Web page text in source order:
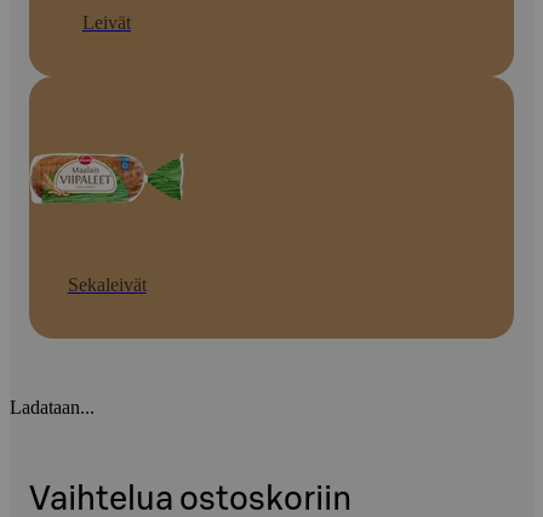
Leivät
Sekaleivät
Ladataan...
Vaihtelua ostoskoriin